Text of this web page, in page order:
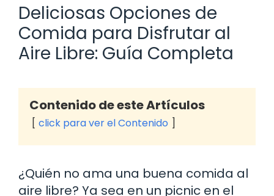
Deliciosas Opciones de
Comida para Disfrutar al
Aire Libre: Guía Completa
Contenido de este Artículos
click para ver el Contenido
¿Quién no ama una buena comida al
aire libre? Ya sea en un picnic en el